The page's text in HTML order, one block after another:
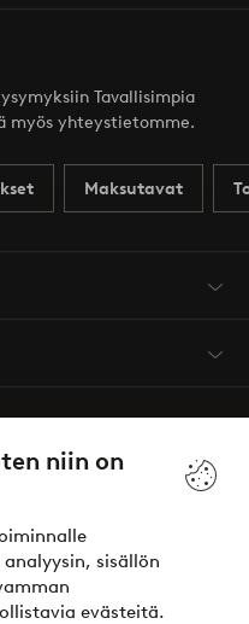
niin on
sisällön
evästeitä.
Tavallisimpia
myös yhteystietomme.
Maksutavat